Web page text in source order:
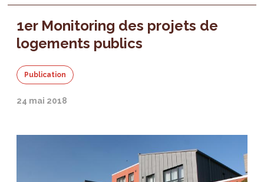
1er Monitoring des projets de
logements publics
Publication
24 mai 2018